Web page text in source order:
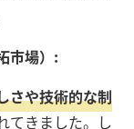
市場）:
さや技術的な制
てきました。し